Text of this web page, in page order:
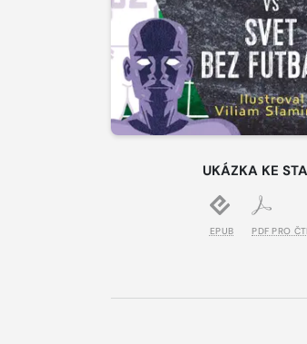
UKÁZKA KE
EPUB PDF PRO